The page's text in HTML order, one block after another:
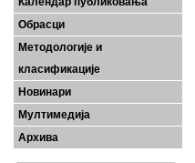
Обрасци
Методологије и
класификације
Новинари
Мултимедија
Архива